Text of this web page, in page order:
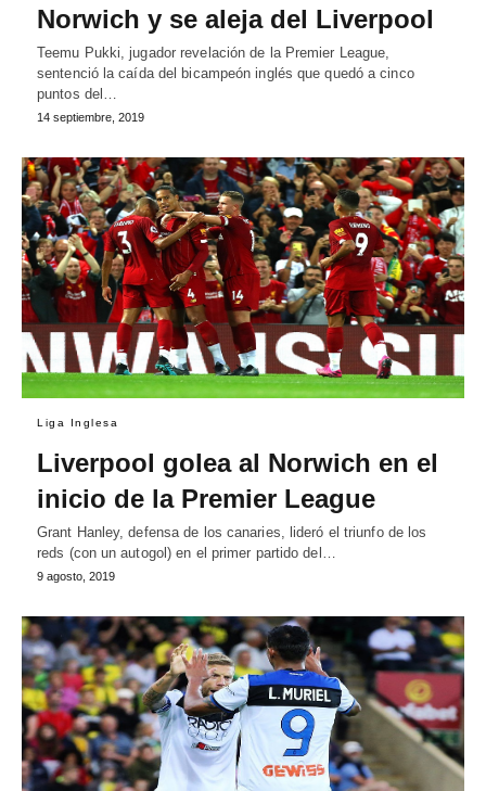
Norwich y se aleja del Liverpool
Teemu Pukki, jugador revelación de la Premier League,
sentenció la caída del bicampeón inglés que quedó a cinco
puntos del…
14 septiembre, 2019
Liga Inglesa
Liverpool golea al Norwich en el
inicio de la Premier League
Grant Hanley, defensa de los canaries, lideró el triunfo de los
reds (con un autogol) en el primer partido del…
9 agosto, 2019